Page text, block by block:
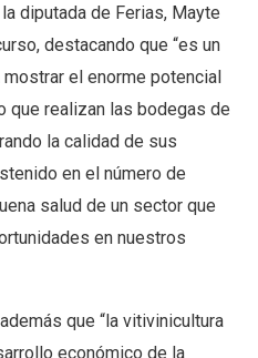
diputada de Ferias, Mayte
destacando que “es un
el enorme potencial
que realizan las bodegas de
la calidad de sus
en el número de
salud de un sector que
en nuestros
que “la vitivinicultura
económico de la